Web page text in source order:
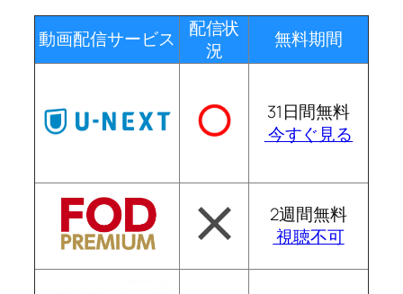
動画配信サービス
配信状
況
無料期間
31日間無料
今すぐ見る
2週間無料
視聴不可